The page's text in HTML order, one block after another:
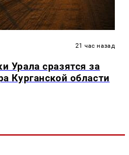
21 час назад
Урала сразятся за
Курганской области